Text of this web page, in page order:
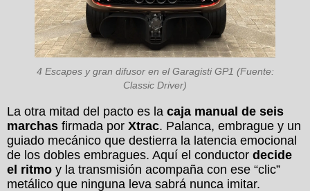
4 Escapes y gran difusor en el Garagisti GP1 (Fuente:
Classic Driver)
La otra mitad del pacto es la caja manual de seis
marchas firmada por Xtrac. Palanca, embrague y un
guiado mecánico que destierra la latencia emocional
de los dobles embragues. Aquí el conductor decide
el ritmo y la transmisión acompaña con ese “clic”
metálico que ninguna leva sabrá nunca imitar.